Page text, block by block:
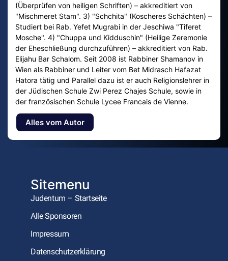
(Überprüfen von heiligen Schriften) – akkreditiert von
"Mischmeret Stam". 3) "Schchita" (Koscheres Schächten) –
Studiert bei Rab. Yefet Mugrabi in der Jeschiwa "Tiferet
Mosche". 4) "Chuppa und Kidduschin" (Heilige Zeremonie
der Eheschließung durchzuführen) – akkreditiert von Rab.
Elijahu Bar Schalom. Seit 2008 ist Rabbiner Shamanov in
Wien als Rabbiner und Leiter vom Bet Midrasch Hafazat
Hatora tätig und Parallel dazu ist er auch Religionslehrer in
der Jüdischen Schule Zwi Perez Chajes Schule, sowie in
der französischen Schule Lycee Francais de Vienne.
Alles vom Autor
Sitemenu
Judentum – Startseite
Alle Sponsoren
Impressum
Datenschutzerklärung